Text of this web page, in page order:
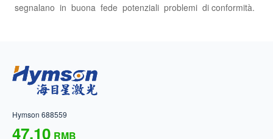
segnalano in buona fede potenziali problemi di conformità.
Hymson 688559
47.10 RMB